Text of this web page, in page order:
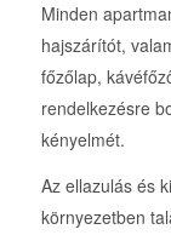
Minden
hajszárítót,
főzőlap,
rendelkezésre
kényelmét.
Az ellazulás és
környezetben